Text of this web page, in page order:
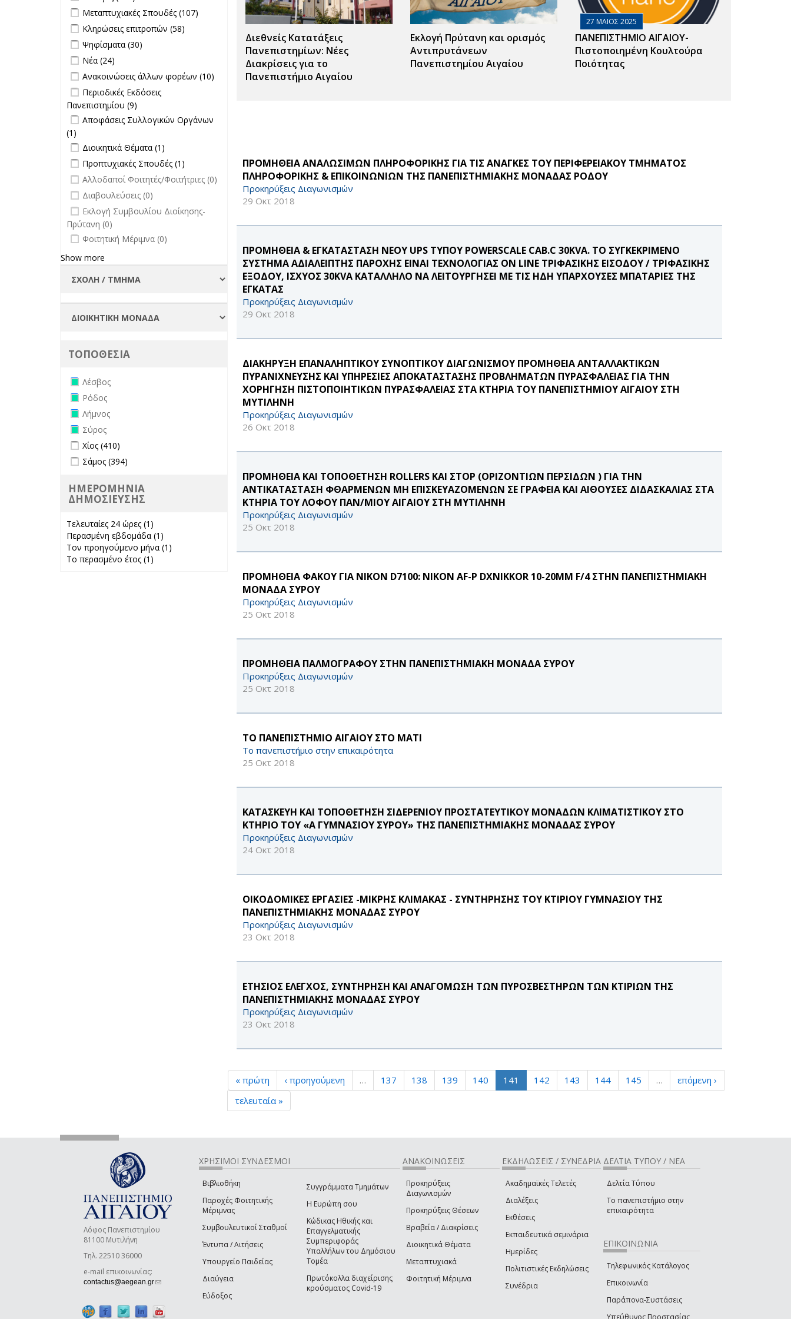
Διεθνείς Κατατάξεις
Πανεπιστημίων: Νέες
Διακρίσεις για το
Πανεπιστήμιο Αιγαίου
Εκλογή Πρύτανη και ορισμός
Αντιπρυτάνεων
Πανεπιστημίου Αιγαίου
27 ΜΑΙΟΣ 2025
ΠΑΝΕΠΙΣΤΗΜΙΟ ΑΙΓΑΙΟΥ-
Πιστοποιημένη Κουλτούρα
Ποιότητας
ΠΡΟΜΗΘΕΙΑ ΑΝΑΛΩΣΙΜΩΝ ΠΛΗΡΟΦΟΡΙΚΗΣ ΓΙΑ ΤΙΣ ΑΝΑΓΚΕΣ ΤΟΥ ΠΕΡΙΦΕΡΕΙΑΚΟΥ ΤΜΗΜΑΤΟΣ
ΠΛΗΡΟΦΟΡΙΚΗΣ & ΕΠΙΚΟΙΝΩΝΙΩΝ ΤΗΣ ΠΑΝΕΠΙΣΤΗΜΙΑΚΗΣ ΜΟΝΑΔΑΣ ΡΟΔΟΥ
Προκηρύξεις Διαγωνισμών
29 Οκτ 2018
ΠΡΟΜΗΘΕΙΑ & ΕΓΚΑΤΑΣΤΑΣΗ ΝΕΟΥ UPS ΤΥΠΟΥ POWERSCALE CAB.C 30KVA. ΤΟ ΣΥΓΚΕΚΡΙΜΕΝΟ
ΣΥΣΤΗΜΑ ΑΔΙΑΛΕΙΠΤΗΣ ΠΑΡΟΧΗΣ ΕΙΝΑΙ ΤΕΧΝΟΛΟΓΙΑΣ ON LINE ΤΡΙΦΑΣΙΚΗΣ ΕΙΣΟΔΟΥ / ΤΡΙΦΑΣΙΚΗΣ
ΕΞΟΔΟΥ, ΙΣΧΥΟΣ 30KVA ΚΑΤΑΛΛΗΛΟ ΝΑ ΛΕΙΤΟΥΡΓΗΣΕΙ ΜΕ ΤΙΣ ΗΔΗ ΥΠΑΡΧΟΥΣΕΣ ΜΠΑΤΑΡΙΕΣ ΤΗΣ
ΕΓΚΑΤΑΣ
Προκηρύξεις Διαγωνισμών
29 Οκτ 2018
ΔΙΑΚΗΡΥΞΗ ΕΠΑΝΑΛΗΠΤΙΚΟΥ ΣΥΝΟΠΤΙΚΟΥ ΔΙΑΓΩΝΙΣΜΟΥ ΠΡΟΜΗΘΕΙΑ ΑΝΤΑΛΛΑΚΤΙΚΩΝ
ΠΥΡΑΝΙΧΝΕΥΣΗΣ ΚΑΙ ΥΠΗΡΕΣΙΕΣ ΑΠΟΚΑΤΑΣΤΑΣΗΣ ΠΡΟΒΛΗΜΑΤΩΝ ΠΥΡΑΣΦΑΛΕΙΑΣ ΓΙΑ ΤΗΝ
ΧΟΡΗΓΗΣΗ ΠΙΣΤΟΠΟΙΗΤΙΚΩΝ ΠΥΡΑΣΦΑΛΕΙΑΣ ΣΤΑ ΚΤΗΡΙΑ ΤΟΥ ΠΑΝΕΠΙΣΤΗΜΙΟΥ ΑΙΓΑΙΟΥ ΣΤΗ
ΜΥΤΙΛΗΝΗ
Προκηρύξεις Διαγωνισμών
26 Οκτ 2018
ΠΡΟΜΗΘΕΙΑ ΚΑΙ ΤΟΠΟΘΕΤΗΣΗ ROLLERS ΚΑΙ ΣΤΟΡ (ΟΡΙΖΟΝΤΙΩΝ ΠΕΡΣΙΔΩΝ ) ΓΙΑ ΤΗΝ
ΑΝΤΙΚΑΤΑΣΤΑΣΗ ΦΘΑΡΜΕΝΩΝ ΜΗ ΕΠΙΣΚΕΥΑΖΟΜΕΝΩΝ ΣΕ ΓΡΑΦΕΙΑ ΚΑΙ ΑΙΘΟΥΣΕΣ ΔΙΔΑΣΚΑΛΙΑΣ ΣΤΑ
ΚΤΗΡΙΑ ΤΟΥ ΛΟΦΟΥ ΠΑΝ/ΜΙΟΥ ΑΙΓΑΙΟΥ ΣΤΗ ΜΥΤΙΛΗΝΗ
Προκηρύξεις Διαγωνισμών
25 Οκτ 2018
ΠΡΟΜΗΘΕΙΑ ΦΑΚΟΥ ΓΙΑ NIKON D7100: NIKON AF-P DXNIKKOR 10-20MM F/4 ΣΤΗΝ ΠΑΝΕΠΙΣΤΗΜΙΑΚΗ
ΜΟΝΑΔΑ ΣΥΡΟΥ
Προκηρύξεις Διαγωνισμών
25 Οκτ 2018
ΠΡΟΜΗΘΕΙΑ ΠΑΛΜΟΓΡΑΦΟΥ ΣΤΗΝ ΠΑΝΕΠΙΣΤΗΜΙΑΚΗ ΜΟΝΑΔΑ ΣΥΡΟΥ
Προκηρύξεις Διαγωνισμών
25 Οκτ 2018
ΤΟ ΠΑΝΕΠΙΣΤΗΜΙΟ ΑΙΓΑΙΟΥ ΣΤΟ ΜΑΤΙ
Το πανεπιστήμιο στην επικαιρότητα
25 Οκτ 2018
ΚΑΤΑΣΚΕΥΗ ΚΑΙ ΤΟΠΟΘΕΤΗΣΗ ΣΙΔΕΡΕΝΙΟΥ ΠΡΟΣΤΑΤΕΥΤΙΚΟΥ ΜΟΝΑΔΩΝ ΚΛΙΜΑΤΙΣΤΙΚΟΥ ΣΤΟ
ΚΤΗΡΙΟ ΤΟΥ «Α ΓΥΜΝΑΣΙΟΥ ΣΥΡΟΥ» ΤΗΣ ΠΑΝΕΠΙΣΤΗΜΙΑΚΗΣ ΜΟΝΑΔΑΣ ΣΥΡΟΥ
Προκηρύξεις Διαγωνισμών
24 Οκτ 2018
ΟΙΚΟΔΟΜΙΚΕΣ ΕΡΓΑΣΙΕΣ -ΜΙΚΡΗΣ ΚΛΙΜΑΚΑΣ - ΣΥΝΤΗΡΗΣΗΣ ΤΟΥ ΚΤΙΡΙΟΥ ΓΥΜΝΑΣΙΟΥ ΤΗΣ
ΠΑΝΕΠΙΣΤΗΜΙΑΚΗΣ ΜΟΝΑΔΑΣ ΣΥΡΟΥ
Προκηρύξεις Διαγωνισμών
23 Οκτ 2018
ΕΤΗΣΙΟΣ ΕΛΕΓΧΟΣ, ΣΥΝΤΗΡΗΣΗ ΚΑΙ ΑΝΑΓΟΜΩΣΗ ΤΩΝ ΠΥΡΟΣΒΕΣΤΗΡΩΝ ΤΩΝ ΚΤΙΡΙΩΝ ΤΗΣ
ΠΑΝΕΠΙΣΤΗΜΙΑΚΗΣ ΜΟΝΑΔΑΣ ΣΥΡΟΥ
Προκηρύξεις Διαγωνισμών
23 Οκτ 2018
« πρώτη ‹ προηγούμενη … 137 138 139 140 141 142 143 144 145 …
επόμενη ›
τελευταία »
filter
Apply Μεταπτυχιακές Σπουδές filter
Μεταπτυχιακές Σπουδές (107)
Μεταπτυχιακές
Σπουδές filter
Apply Κληρώσεις επιτροπών filter
Κληρώσεις επιτροπών (58)
Apply Ψηφίσματα filter
Ψηφίσματα (30)
Apply Νέα filter
Νέα (24)
Apply Ανακοινώσεις άλλων φορέων
filter
Ανακοινώσεις άλλων φορέων (10)
Apply Περιοδικές Εκδόσεις
Πανεπιστημίου filter
Περιοδικές Εκδόσεις
Πανεπιστημίου (9)
Εκδόσεις
Πανεπιστημίου filter
Apply Αποφάσεις Συλλογικών
Οργάνων filter
Αποφάσεις Συλλογικών Οργάνων
(1)
Οργάνων filter
Apply Διοικητικά Θέματα filter
Διοικητικά Θέματα (1)
Apply Προπτυχιακές Σπουδές filter
Προπτυχιακές Σπουδές (1)
Σπουδές filter
undefined
Αλλοδαποί Φοιτητές/Φοιτήτριες (0)
undefined
Διαβουλεύσεις (0)
undefined
Εκλογή Συμβουλίου Διοίκησης-
Πρύτανη (0)
undefined
Φοιτητική Μέριμνα (0)
Show more
ΤΟΠΟΘΕΣΙΑ
Remove Λέσβος filter
Λέσβος
Remove Ρόδος filter
Ρόδος
Remove Λήμνος filter
Λήμνος
Remove Σύρος filter
Σύρος
Apply Χίος filter
Χίος (410)
Apply Σάμος filter
Σάμος (394)
ΗΜΕΡΟΜΗΝΙΑ
ΔΗΜΟΣΙΕΥΣΗΣ
Τελευταίες 24 ώρες (1)
24 ώρες filter
Περασμένη εβδομάδα (1)
Περασμένη
Τον προηγούμενο μήνα (1)
Το περασμένο έτος (1)
Λόφος Πανεπιστημίου
81100 Μυτιλήνη
Τηλ. 22510 36000
e-mail επικοινωνίας:
contactus@aegean.gr(link sends e-mail)
ΧΡΗΣΙΜΟΙ ΣΥΝΔΕΣΜΟΙ
Βιβλιοθήκη
Παροχές Φοιτητικής
Μέριμνας
Συμβουλευτικοί Σταθμοί
Έντυπα / Αιτήσεις
Υπουργείο Παιδείας
Διαύγεια
Εύδοξος
Συγγράμματα Τμημάτων
Η Ευρώπη σου
Κώδικας Ηθικής και
Επαγγελματικής
Συμπεριφοράς
Υπαλλήλων του Δημόσιου
Τομέα
Πρωτόκολλα διαχείρισης
κρούσματος Covid-19
ΑΝΑΚΟΙΝΩΣΕΙΣ
Προκηρύξεις
Διαγωνισμών
Προκηρύξεις Θέσεων
Βραβεία / Διακρίσεις
Διοικητικά Θέματα
Μεταπτυχιακά
Φοιτητική Μέριμνα
ΕΚΔΗΛΩΣΕΙΣ / ΣΥΝΕΔΡΙΑ
Ακαδημαϊκές Τελετές
Διαλέξεις
Εκθέσεις
Εκπαιδευτικά σεμινάρια
Ημερίδες
Πολιτιστικές Εκδηλώσεις
Συνέδρια
ΔΕΛΤΙΑ ΤΥΠΟΥ / ΝΕΑ
Δελτία Τύπου
Το πανεπιστήμιο στην
επικαιρότητα
ΕΠΙΚΟΙΝΩΝΙΑ
Τηλεφωνικός Κατάλογος
Επικοινωνία
Παράπονα-Συστάσεις
Υπεύθυνος Προστασίας